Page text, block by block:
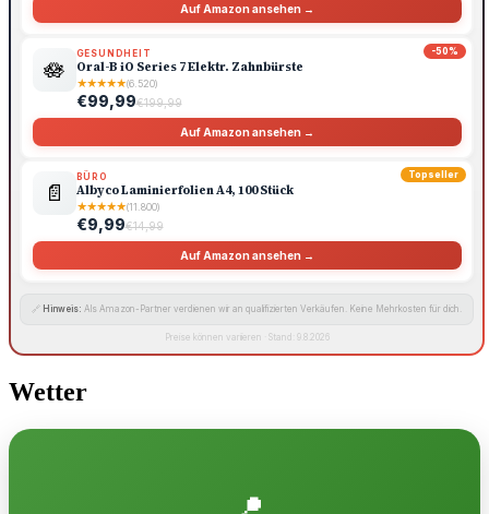
Auf Amazon ansehen →
-50%
🪷
GESUNDHEIT
Oral-B iO Series 7 Elektr. Zahnbürste
★★★★★(6.520)
€99,99€199,99
Auf Amazon ansehen →
Topseller
📄
BÜRO
Albyco Laminierfolien A4, 100 Stück
★★★★★(11.800)
€9,99€14,99
Auf Amazon ansehen →
🔗 Hinweis: Als Amazon-Partner verdienen wir an qualifizierten Verkäufen. Keine Mehrkosten für dich.
Preise können variieren · Stand: 9.8.2026
Wetter